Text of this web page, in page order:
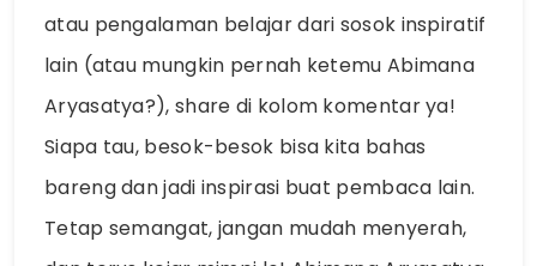
atau pengalaman belajar dari sosok inspiratif
lain (atau mungkin pernah ketemu Abimana
Aryasatya?), share di kolom komentar ya!
Siapa tau, besok-besok bisa kita bahas
bareng dan jadi inspirasi buat pembaca lain.
Tetap semangat, jangan mudah menyerah,